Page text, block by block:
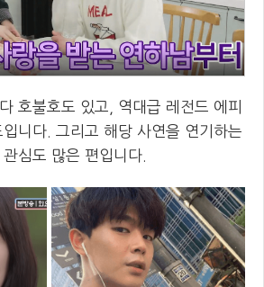
호불호도 있고, 역대급 레전드 에피
니다. 그리고 해당 사연을 연기하는
심도 많은 편입니다.